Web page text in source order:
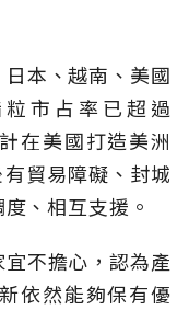
本、越南、美國
市占率已超過
在美國打造美洲
貿易障礙、封城
、相互支援。
不擔心，認為產
依然能夠保有優